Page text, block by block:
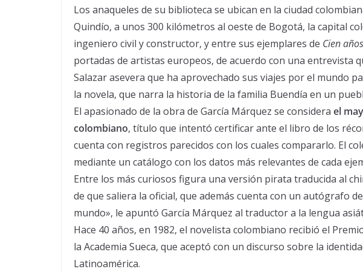
Los anaqueles de su biblioteca se ubican en la ciudad
Quindío, a unos 300 kilómetros al oeste de Bogotá, la capital
ingeniero civil y constructor, y entre sus ejemplares de Cien
portadas de artistas europeos, de acuerdo con una entrevista
Salazar asevera que ha aprovechado sus viajes por el mundo
la novela, que narra la historia de la familia Buendía en un
El apasionado de la obra de García Márquez se considera el
colombiano, título que intentó certificar ante el libro de los
cuenta con registros parecidos con los cuales compararlo. El
mediante un catálogo con los datos más relevantes de cada
Entre los más curiosos figura una versión pirata traducida al
de que saliera la oficial, que además cuenta con un autógrafo
mundo», le apuntó García Márquez al traductor a la lengua
Hace 40 años, en 1982, el novelista colombiano recibió el
la Academia Sueca, que aceptó con un discurso sobre la
Latinoamérica.